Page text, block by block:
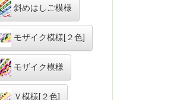
斜めはしご模様
モザイク模様[２色]
モザイク模様
Ｖ模様[２色]